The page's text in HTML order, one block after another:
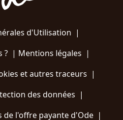
d'Utilisation |
?| Mentions légales |
et autres traceurs |
des données |
de l'offre payante d'Ode |